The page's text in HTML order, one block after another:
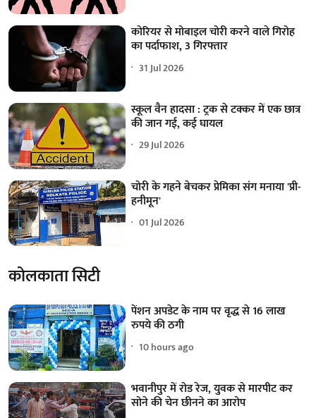
कोरियर से मोबाइल चोरी करने वाले गिरोह
का पर्दाफाश, 3 गिरफ्तार
31 Jul 2026
स्कूल वैन हादसा : ट्रक से टक्कर में एक छात्र
की जान गई, कई घायल
29 Jul 2026
चोरी के गहने बेचकर प्रेमिका संग मनाया 'प्री-
हनीमून'
01 Jul 2026
कोलकाता सिटी
पेंशन अपडेट के नाम पर वृद्ध से 16 लाख
रुपये की ठगी
10 hours ago
भवानीपुर में रोड रेज, युवक से मारपीट कर
सोने की चेन छीनने का आरोप